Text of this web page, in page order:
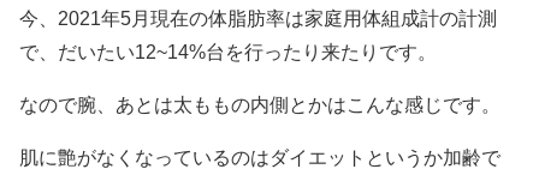
今、2021年5月現在の体脂肪率は家庭用体組成計の計測
で、だいたい12~14%台を行ったり来たりです。
なので腕、あとは太ももの内側とかはこんな感じです。
肌に艶がなくなっているのはダイエットというか加齢で